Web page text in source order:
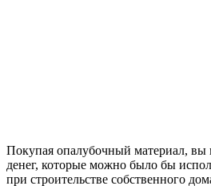
Покупая опалубочный материал, вы
денег, которые можно было бы
при строительстве собственного